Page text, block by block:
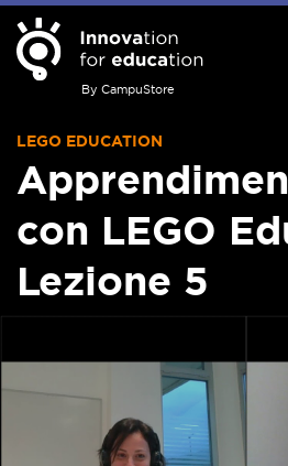
By CampuStore
LEGO EDUCATION
con LEGO
Lezione 5